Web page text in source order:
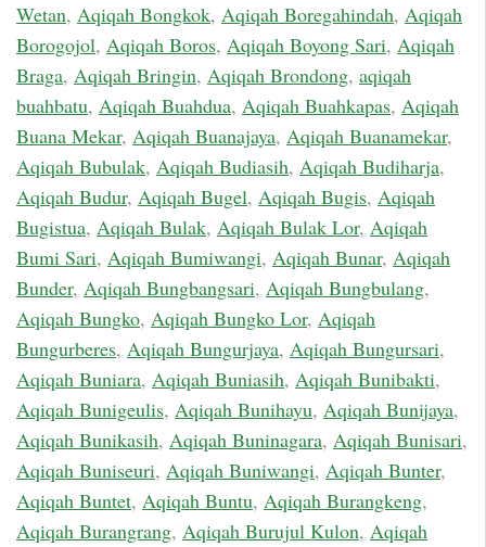
Wetan, Aqiqah Bongkok, Aqiqah Boregahindah, Aqiqah
Borogojol, Aqiqah Boros, Aqiqah Boyong Sari, Aqiqah
Braga, Aqiqah Bringin, Aqiqah Brondong, aqiqah
buahbatu, Aqiqah Buahdua, Aqiqah Buahkapas, Aqiqah
Buana Mekar, Aqiqah Buanajaya, Aqiqah Buanamekar,
Aqiqah Bubulak, Aqiqah Budiasih, Aqiqah Budiharja,
Aqiqah Budur, Aqiqah Bugel, Aqiqah Bugis, Aqiqah
Bugistua, Aqiqah Bulak, Aqiqah Bulak Lor, Aqiqah
Bumi Sari, Aqiqah Bumiwangi, Aqiqah Bunar, Aqiqah
Bunder, Aqiqah Bungbangsari, Aqiqah Bungbulang,
Aqiqah Bungko, Aqiqah Bungko Lor, Aqiqah
Bungurberes, Aqiqah Bungurjaya, Aqiqah Bungursari,
Aqiqah Buniara, Aqiqah Buniasih, Aqiqah Bunibakti,
Aqiqah Bunigeulis, Aqiqah Bunihayu, Aqiqah Bunijaya,
Aqiqah Bunikasih, Aqiqah Buninagara, Aqiqah Bunisari,
Aqiqah Buniseuri, Aqiqah Buniwangi, Aqiqah Bunter,
Aqiqah Buntet, Aqiqah Buntu, Aqiqah Burangkeng,
Aqiqah Burangrang, Aqiqah Burujul Kulon, Aqiqah